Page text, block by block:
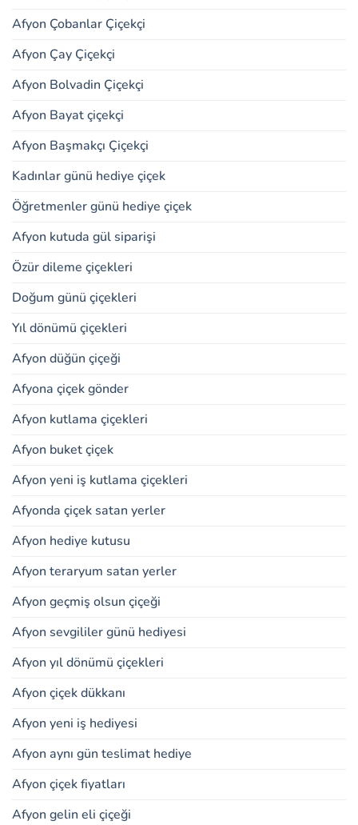
Afyon Çobanlar Çiçekçi
Afyon Çay Çiçekçi
Afyon Bolvadin Çiçekçi
Afyon Bayat çiçekçi
Afyon Başmakçı Çiçekçi
Kadınlar günü hediye çiçek
Öğretmenler günü hediye çiçek
Afyon kutuda gül siparişi
Özür dileme çiçekleri
Doğum günü çiçekleri
Yıl dönümü çiçekleri
Afyon düğün çiçeği
Afyona çiçek gönder
Afyon kutlama çiçekleri
Afyon buket çiçek
Afyon yeni iş kutlama çiçekleri
Afyonda çiçek satan yerler
Afyon hediye kutusu
Afyon teraryum satan yerler
Afyon geçmiş olsun çiçeği
Afyon sevgililer günü hediyesi
Afyon yıl dönümü çiçekleri
Afyon çiçek dükkanı
Afyon yeni iş hediyesi
Afyon aynı gün teslimat hediye
Afyon çiçek fiyatları
Afyon gelin eli çiçeği